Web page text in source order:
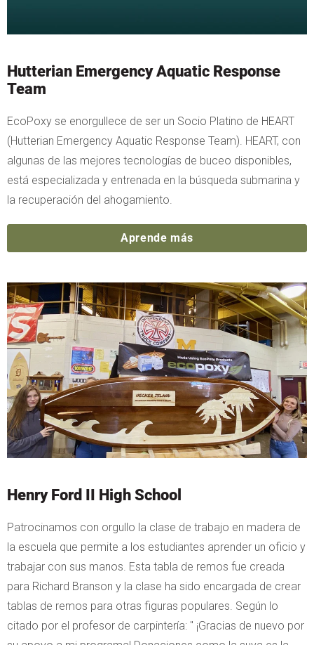
Hutterian Emergency Aquatic Response
Team
EcoPoxy se enorgullece de ser un Socio Platino de HEART
(Hutterian Emergency Aquatic Response Team). HEART, con
algunas de las mejores tecnologías de buceo disponibles,
está especializada y entrenada en la búsqueda submarina y
la recuperación del ahogamiento.
Aprende más
Henry Ford II High School
Patrocinamos con orgullo la clase de trabajo en madera de
la escuela que permite a los estudiantes aprender un oficio y
trabajar con sus manos. Esta tabla de remos fue creada
para Richard Branson y la clase ha sido encargada de crear
tablas de remos para otras figuras populares. Según lo
citado por el profesor de carpintería: " ¡Gracias de nuevo por